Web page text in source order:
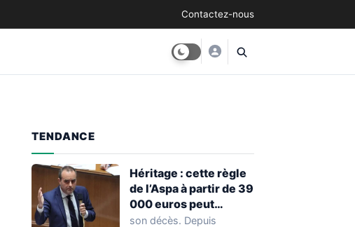
Contactez-nous
TENDANCE
Héritage : cette règle
de l’Aspa à partir de 39
000 euros peut
réserver une
son décès. Depuis